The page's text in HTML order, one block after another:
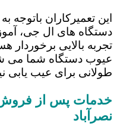
این تعمیرکاران باتوجه
دستگاه های ال جی،
تجربه بالایی برخوردار
عیوب دستگاه شما می
طولانی برای عیب یابی
خدمات پس از فروش
نصرآباد